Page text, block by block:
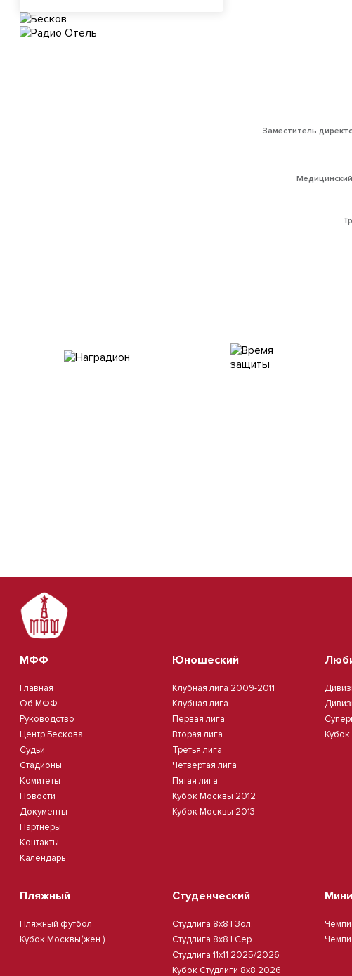
Заместитель
МФФ
Главная
Об МФФ
Руководство
Центр Бескова
Судьи
Стадионы
Комитеты
Новости
Документы
Партнеры
Контакты
Календарь
Юношеский
Клубная лига 2009-2011
Клубная лига
Первая лига
Вторая лига
Третья лига
Четвертая лига
Пятая лига
Кубок Москвы 2012
Кубок Москвы 2013
Пляжный
Пляжный футбол
Кубок Москвы(жен.)
Студенческий
Студлига 8х8 | Зол.
Студлига 8х8 | Сер.
Студлига 11х11 2025/2026
Кубок Студлиги 8х8 2026